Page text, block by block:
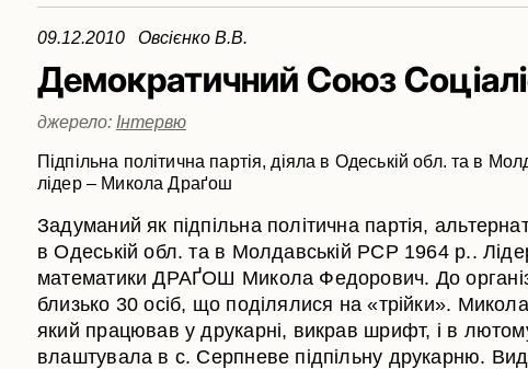
09.12.2010 Овсієнко В.В.
Демократичний Союз
джерело: Інтервю
Підпільна політична партія, діяла в Одеській обл. та в
лідер – Микола Драґош
Задуманий як підпільна політична партія,
в Одеській обл. та в Молдавській РСР 1964 р..
математики ДРАҐОШ Микола Федорович. До
близько 30 осіб, що поділялися на «трійки».
який працював у друкарні, викрав шрифт, і в
влаштувала в с. Серпневе підпільну друкарню.